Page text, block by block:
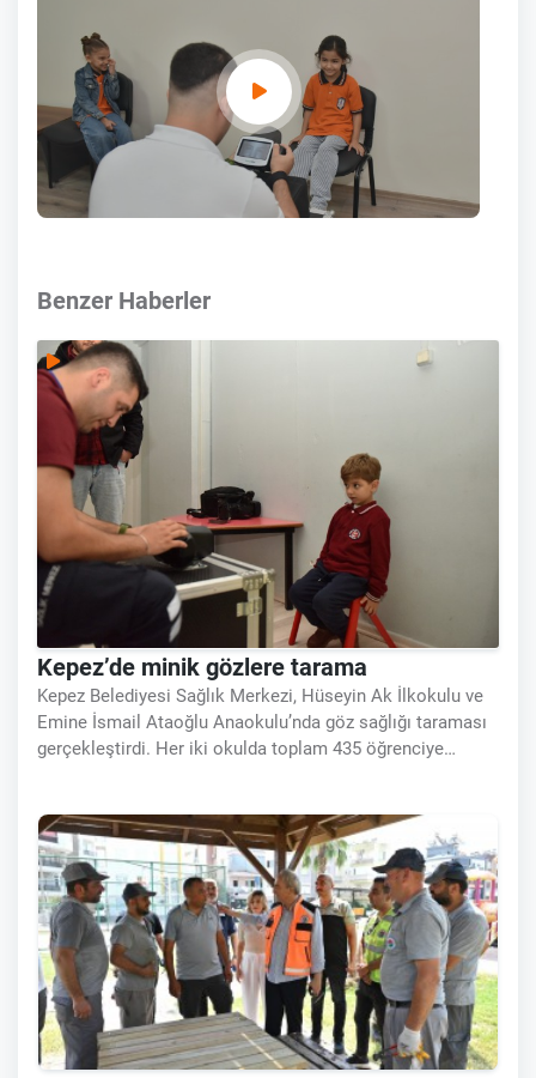
Benzer Haberler
Kepez’de minik gözlere tarama
Kepez Belediyesi Sağlık Merkezi, Hüseyin Ak İlkokulu ve
Emine İsmail Ataoğlu Anaokulu’nda göz sağlığı taraması
gerçekleştirdi. Her iki okulda toplam 435 öğrenciye